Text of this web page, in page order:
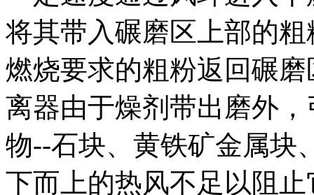
将其带入碾磨区上部的
燃烧要求的粗粉返回碾
离器由于燥剂带出磨外
物--石块、黄铁矿金属块
下而上的热风不足以阻